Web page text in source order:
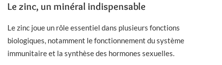
Le zinc, un minéral indispensable
Le zinc joue un rôle essentiel dans plusieurs fonctions
biologiques, notamment le fonctionnement du système
immunitaire et la synthèse des hormones sexuelles.